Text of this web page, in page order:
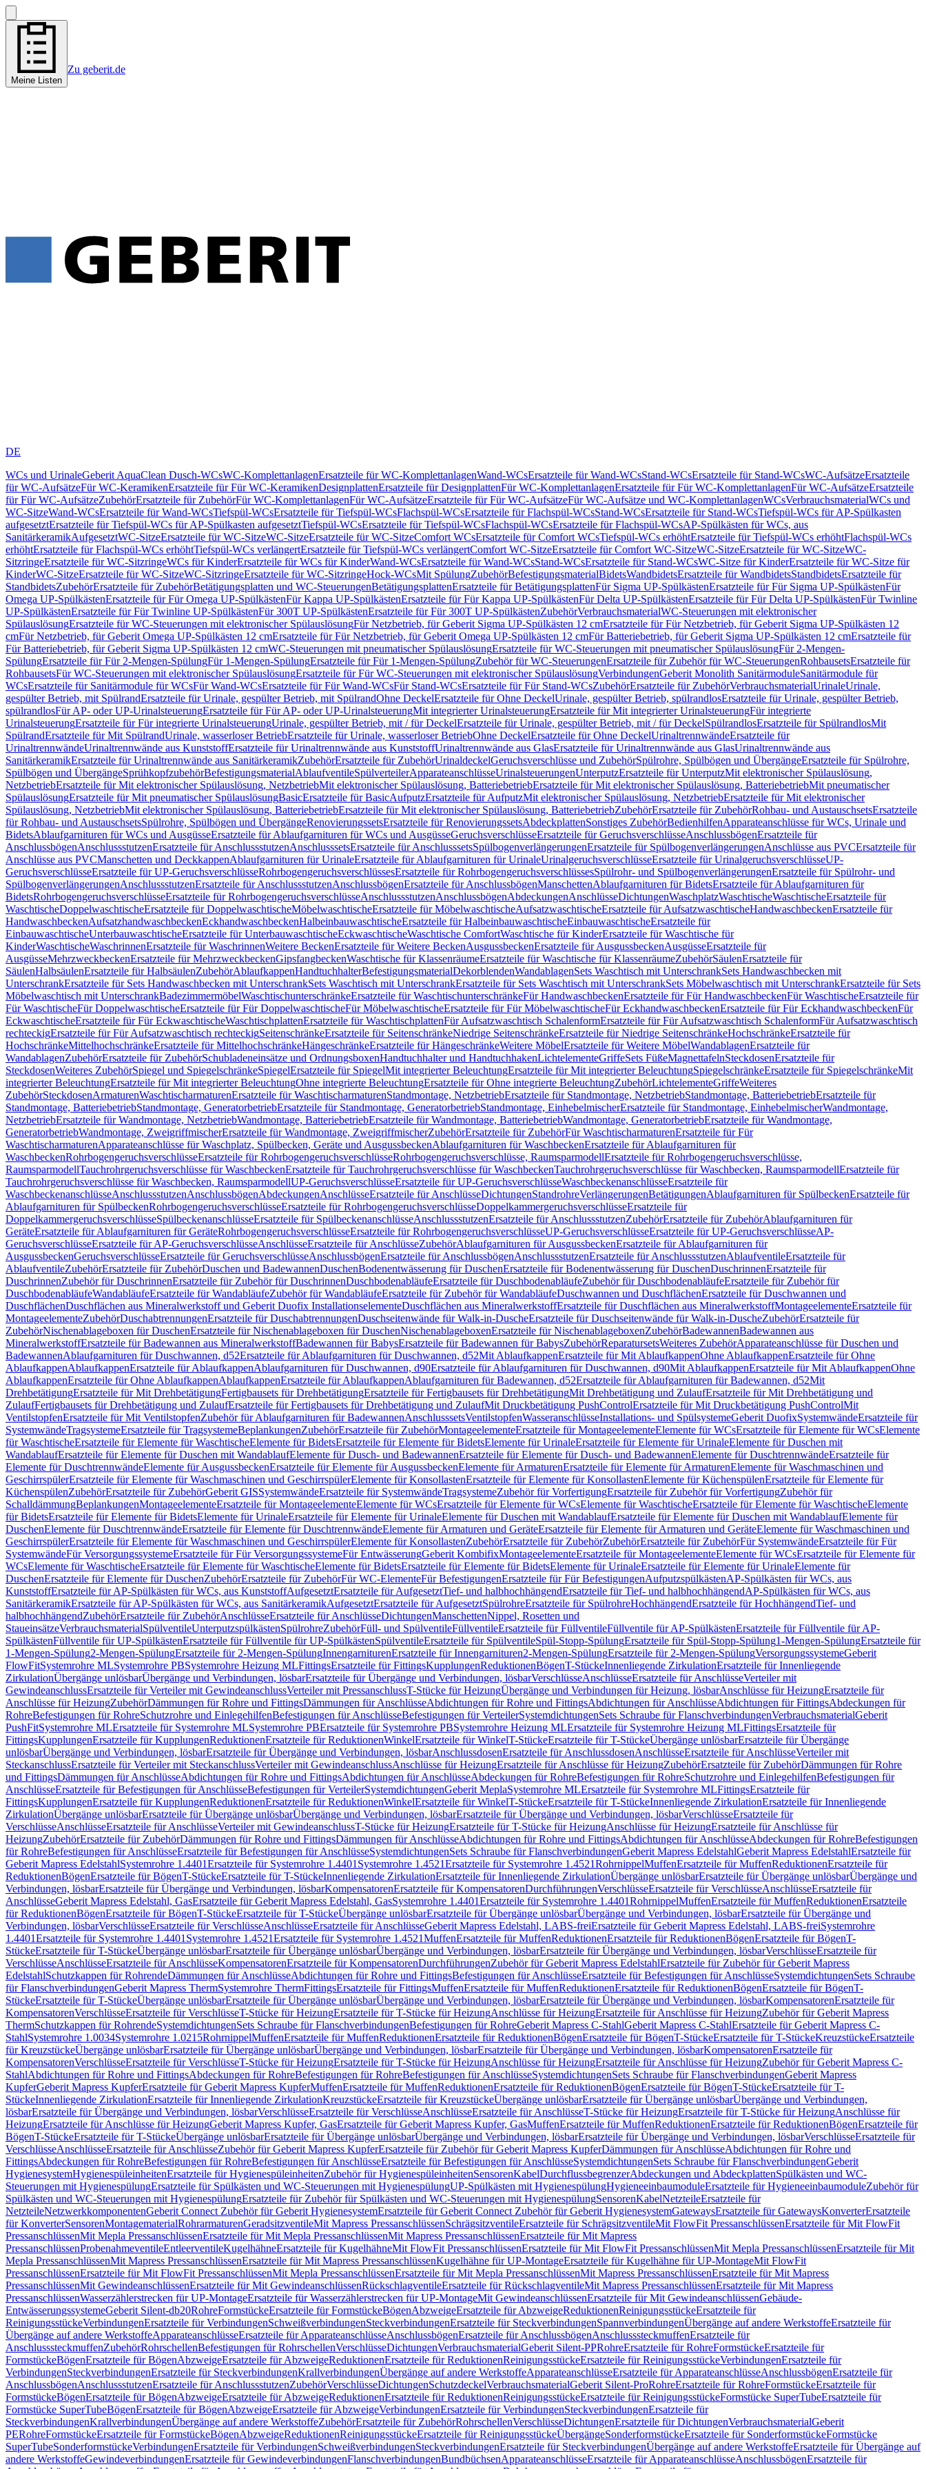
Meine Listen
Zu geberit.de
DE
WCs und UrinaleGeberit AquaClean Dusch-WCsWC-KomplettanlagenErsatzteile für WC-KomplettanlagenWand-WCsErsatzteile für Wand-WCsStand-WCsErsatzteile für Stand-WCsWC-AufsätzeErsatzteile
für WC-AufsätzeFür WC-KeramikenErsatzteile für Für WC-KeramikenDesignplattenErsatzteile für DesignplattenFür WC-KomplettanlagenErsatzteile für Für WC-KomplettanlagenFür WC-AufsätzeErsatzteile
für Für WC-AufsätzeZubehörErsatzteile für ZubehörFür WC-KomplettanlagenFür WC-AufsätzeErsatzteile für Für WC-AufsätzeFür WC-Aufsätze und WC-KomplettanlagenWCsVerbrauchsmaterialWCs und
WC-SitzeWand-WCsErsatzteile für Wand-WCsTiefspül-WCsErsatzteile für Tiefspül-WCsFlachspül-WCsErsatzteile für Flachspül-WCsStand-WCsErsatzteile für Stand-WCsTiefspül-WCs für AP-Spülkasten
aufgesetztErsatzteile für Tiefspül-WCs für AP-Spülkasten aufgesetztTiefspül-WCsErsatzteile für Tiefspül-WCsFlachspül-WCsErsatzteile für Flachspül-WCsAP-Spülkästen für WCs, aus
SanitärkeramikAufgesetztWC-SitzeErsatzteile für WC-SitzeWC-SitzeErsatzteile für WC-SitzeComfort WCsErsatzteile für Comfort WCsTiefspül-WCs erhöhtErsatzteile für Tiefspül-WCs erhöhtFlachspül-WCs
erhöhtErsatzteile für Flachspül-WCs erhöhtTiefspül-WCs verlängertErsatzteile für Tiefspül-WCs verlängertComfort WC-SitzeErsatzteile für Comfort WC-SitzeWC-SitzeErsatzteile für WC-SitzeWC-
SitzringeErsatzteile für WC-SitzringeWCs für KinderErsatzteile für WCs für KinderWand-WCsErsatzteile für Wand-WCsStand-WCsErsatzteile für Stand-WCsWC-Sitze für KinderErsatzteile für WC-Sitze für
KinderWC-SitzeErsatzteile für WC-SitzeWC-SitzringeErsatzteile für WC-SitzringeHock-WCsMit SpülungZubehörBefestigungsmaterialBidetsWandbidetsErsatzteile für WandbidetsStandbidetsErsatzteile für
StandbidetsZubehörErsatzteile für ZubehörBetätigungsplatten und WC-SteuerungenBetätigungsplattenErsatzteile für BetätigungsplattenFür Sigma UP-SpülkästenErsatzteile für Für Sigma UP-SpülkästenFür
Omega UP-SpülkästenErsatzteile für Für Omega UP-SpülkästenFür Kappa UP-SpülkästenErsatzteile für Für Kappa UP-SpülkästenFür Delta UP-SpülkästenErsatzteile für Für Delta UP-SpülkästenFür Twinline
UP-SpülkästenErsatzteile für Für Twinline UP-SpülkästenFür 300T UP-SpülkästenErsatzteile für Für 300T UP-SpülkästenZubehörVerbrauchsmaterialWC-Steuerungen mit elektronischer
SpülauslösungErsatzteile für WC-Steuerungen mit elektronischer SpülauslösungFür Netzbetrieb, für Geberit Sigma UP-Spülkästen 12 cmErsatzteile für Für Netzbetrieb, für Geberit Sigma UP-Spülkästen 12
cmFür Netzbetrieb, für Geberit Omega UP-Spülkästen 12 cmErsatzteile für Für Netzbetrieb, für Geberit Omega UP-Spülkästen 12 cmFür Batteriebetrieb, für Geberit Sigma UP-Spülkästen 12 cmErsatzteile für
Für Batteriebetrieb, für Geberit Sigma UP-Spülkästen 12 cmWC-Steuerungen mit pneumatischer SpülauslösungErsatzteile für WC-Steuerungen mit pneumatischer SpülauslösungFür 2-Mengen-
SpülungErsatzteile für Für 2-Mengen-SpülungFür 1-Mengen-SpülungErsatzteile für Für 1-Mengen-SpülungZubehör für WC-SteuerungenErsatzteile für Zubehör für WC-SteuerungenRohbausetsErsatzteile für
RohbausetsFür WC-Steuerungen mit elektronischer SpülauslösungErsatzteile für Für WC-Steuerungen mit elektronischer SpülauslösungVerbindungenGeberit Monolith SanitärmoduleSanitärmodule für
WCsErsatzteile für Sanitärmodule für WCsFür Wand-WCsErsatzteile für Für Wand-WCsFür Stand-WCsErsatzteile für Für Stand-WCsZubehörErsatzteile für ZubehörVerbrauchsmaterialUrinaleUrinale,
gespülter Betrieb, mit SpülrandErsatzteile für Urinale, gespülter Betrieb, mit SpülrandOhne DeckelErsatzteile für Ohne DeckelUrinale, gespülter Betrieb, spülrandlosErsatzteile für Urinale, gespülter Betrieb,
spülrandlosFür AP- oder UP-UrinalsteuerungErsatzteile für Für AP- oder UP-UrinalsteuerungMit integrierter UrinalsteuerungErsatzteile für Mit integrierter UrinalsteuerungFür integrierte
UrinalsteuerungErsatzteile für Für integrierte UrinalsteuerungUrinale, gespülter Betrieb, mit / für DeckelErsatzteile für Urinale, gespülter Betrieb, mit / für DeckelSpülrandlosErsatzteile für SpülrandlosMit
SpülrandErsatzteile für Mit SpülrandUrinale, wasserloser BetriebErsatzteile für Urinale, wasserloser BetriebOhne DeckelErsatzteile für Ohne DeckelUrinaltrennwändeErsatzteile für
UrinaltrennwändeUrinaltrennwände aus KunststoffErsatzteile für Urinaltrennwände aus KunststoffUrinaltrennwände aus GlasErsatzteile für Urinaltrennwände aus GlasUrinaltrennwände aus
SanitärkeramikErsatzteile für Urinaltrennwände aus SanitärkeramikZubehörErsatzteile für ZubehörUrinaldeckelGeruchsverschlüsse und ZubehörSpülrohre, Spülbögen und ÜbergängeErsatzteile für Spülrohre,
Spülbögen und ÜbergängeSprühkopfzubehörBefestigungsmaterialAblaufventileSpülverteilerApparateanschlüsseUrinalsteuerungenUnterputzErsatzteile für UnterputzMit elektronischer Spülauslösung,
NetzbetriebErsatzteile für Mit elektronischer Spülauslösung, NetzbetriebMit elektronischer Spülauslösung, BatteriebetriebErsatzteile für Mit elektronischer Spülauslösung, BatteriebetriebMit pneumatischer
SpülauslösungErsatzteile für Mit pneumatischer SpülauslösungBasicErsatzteile für BasicAufputzErsatzteile für AufputzMit elektronischer Spülauslösung, NetzbetriebErsatzteile für Mit elektronischer
Spülauslösung, NetzbetriebMit elektronischer Spülauslösung, BatteriebetriebErsatzteile für Mit elektronischer Spülauslösung, BatteriebetriebZubehörErsatzteile für ZubehörRohbau- und AustauschsetsErsatzteile
für Rohbau- und AustauschsetsSpülrohre, Spülbögen und ÜbergängeRenovierungssetsErsatzteile für RenovierungssetsAbdeckplattenSonstiges ZubehörBedienhilfenApparateanschlüsse für WCs, Urinale und
BidetsAblaufgarnituren für WCs und AusgüsseErsatzteile für Ablaufgarnituren für WCs und AusgüsseGeruchsverschlüsseErsatzteile für GeruchsverschlüsseAnschlussbögenErsatzteile für
AnschlussbögenAnschlussstutzenErsatzteile für AnschlussstutzenAnschlusssetsErsatzteile für AnschlusssetsSpülbogenverlängerungenErsatzteile für SpülbogenverlängerungenAnschlüsse aus PVCErsatzteile für
Anschlüsse aus PVCManschetten und DeckkappenAblaufgarnituren für UrinaleErsatzteile für Ablaufgarnituren für UrinaleUrinalgeruchsverschlüsseErsatzteile für UrinalgeruchsverschlüsseUP-
GeruchsverschlüsseErsatzteile für UP-GeruchsverschlüsseRohrbogengeruchsverschlüssesErsatzteile für RohrbogengeruchsverschlüssesSpülrohr- und SpülbogenverlängerungenErsatzteile für Spülrohr- und
SpülbogenverlängerungenAnschlussstutzenErsatzteile für AnschlussstutzenAnschlussbögenErsatzteile für AnschlussbögenManschettenAblaufgarnituren für BidetsErsatzteile für Ablaufgarnituren für
BidetsRohrbogengeruchsverschlüsseErsatzteile für RohrbogengeruchsverschlüsseAnschlussstutzenAnschlussbögenAbdeckungenAnschlüsseDichtungenWaschplatzWaschtischeWaschtischeErsatzteile für
WaschtischeDoppelwaschtischeErsatzteile für DoppelwaschtischeMöbelwaschtischeErsatzteile für MöbelwaschtischeAufsatzwaschtischeErsatzteile für AufsatzwaschtischeHandwaschbeckenErsatzteile für
HandwaschbeckenAufsatzhandwaschbeckenEckhandwaschbeckenHalbeinbauwaschtischeErsatzteile für HalbeinbauwaschtischeEinbauwaschtischeErsatzteile für
EinbauwaschtischeUnterbauwaschtischeErsatzteile für UnterbauwaschtischeEckwaschtischeWaschtische ComfortWaschtische für KinderErsatzteile für Waschtische für
KinderWaschtischeWaschrinnenErsatzteile für WaschrinnenWeitere BeckenErsatzteile für Weitere BeckenAusgussbeckenErsatzteile für AusgussbeckenAusgüsseErsatzteile für
AusgüsseMehrzweckbeckenErsatzteile für MehrzweckbeckenGipsfangbeckenWaschtische für KlassenräumeErsatzteile für Waschtische für KlassenräumeZubehörSäulenErsatzteile für
SäulenHalbsäulenErsatzteile für HalbsäulenZubehörAblaufkappenHandtuchhalterBefestigungsmaterialDekorblendenWandablagenSets Waschtisch mit UnterschrankSets Handwaschbecken mit
UnterschrankErsatzteile für Sets Handwaschbecken mit UnterschrankSets Waschtisch mit UnterschrankErsatzteile für Sets Waschtisch mit UnterschrankSets Möbelwaschtisch mit UnterschrankErsatzteile für Sets
Möbelwaschtisch mit UnterschrankBadezimmermöbelWaschtischunterschränkeErsatzteile für WaschtischunterschränkeFür HandwaschbeckenErsatzteile für Für HandwaschbeckenFür WaschtischeErsatzteile für
Für WaschtischeFür DoppelwaschtischeErsatzteile für Für DoppelwaschtischeFür MöbelwaschtischeErsatzteile für Für MöbelwaschtischeFür EckhandwaschbeckenErsatzteile für Für EckhandwaschbeckenFür
EckwaschtischeErsatzteile für Für EckwaschtischeWaschtischplattenErsatzteile für WaschtischplattenFür Aufsatzwaschtisch SchalenformErsatzteile für Für Aufsatzwaschtisch SchalenformFür Aufsatzwaschtisch
rechteckigErsatzteile für Für Aufsatzwaschtisch rechteckigSeitenschränkeErsatzteile für SeitenschränkeNiedrige SeitenschränkeErsatzteile für Niedrige SeitenschränkeHochschränkeErsatzteile für
HochschränkeMittelhochschränkeErsatzteile für MittelhochschränkeHängeschränkeErsatzteile für HängeschränkeWeitere MöbelErsatzteile für Weitere MöbelWandablagenErsatzteile für
WandablagenZubehörErsatzteile für ZubehörSchubladeneinsätze und OrdnungsboxenHandtuchhalter und HandtuchhakenLichtelementeGriffeSets FüßeMagnettafelnSteckdosenErsatzteile für
SteckdosenWeiteres ZubehörSpiegel und SpiegelschränkeSpiegelErsatzteile für SpiegelMit integrierter BeleuchtungErsatzteile für Mit integrierter BeleuchtungSpiegelschränkeErsatzteile für SpiegelschränkeMit
integrierter BeleuchtungErsatzteile für Mit integrierter BeleuchtungOhne integrierte BeleuchtungErsatzteile für Ohne integrierte BeleuchtungZubehörLichtelementeGriffeWeiteres
ZubehörSteckdosenArmaturenWaschtischarmaturenErsatzteile für WaschtischarmaturenStandmontage, NetzbetriebErsatzteile für Standmontage, NetzbetriebStandmontage, BatteriebetriebErsatzteile für
Standmontage, BatteriebetriebStandmontage, GeneratorbetriebErsatzteile für Standmontage, GeneratorbetriebStandmontage, EinhebelmischerErsatzteile für Standmontage, EinhebelmischerWandmontage,
NetzbetriebErsatzteile für Wandmontage, NetzbetriebWandmontage, BatteriebetriebErsatzteile für Wandmontage, BatteriebetriebWandmontage, GeneratorbetriebErsatzteile für Wandmontage,
GeneratorbetriebWandmontage, ZweigriffmischerErsatzteile für Wandmontage, ZweigriffmischerZubehörErsatzteile für ZubehörFür WaschtischarmaturenErsatzteile für Für
WaschtischarmaturenApparateanschlüsse für Waschplatz, Spülbecken, Geräte und AusgussbeckenAblaufgarnituren für WaschbeckenErsatzteile für Ablaufgarnituren für
WaschbeckenRohrbogengeruchsverschlüsseErsatzteile für RohrbogengeruchsverschlüsseRohrbogengeruchsverschlüsse, RaumsparmodellErsatzteile für Rohrbogengeruchsverschlüsse,
RaumsparmodellTauchrohrgeruchsverschlüsse für WaschbeckenErsatzteile für Tauchrohrgeruchsverschlüsse für WaschbeckenTauchrohrgeruchsverschlüsse für Waschbecken, RaumsparmodellErsatzteile für
Tauchrohrgeruchsverschlüsse für Waschbecken, RaumsparmodellUP-GeruchsverschlüsseErsatzteile für UP-GeruchsverschlüsseWaschbeckenanschlüsseErsatzteile für
WaschbeckenanschlüsseAnschlussstutzenAnschlussbögenAbdeckungenAnschlüsseErsatzteile für AnschlüsseDichtungenStandrohreVerlängerungenBetätigungenAblaufgarnituren für SpülbeckenErsatzteile für
Ablaufgarnituren für SpülbeckenRohrbogengeruchsverschlüsseErsatzteile für RohrbogengeruchsverschlüsseDoppelkammergeruchsverschlüsseErsatzteile für
DoppelkammergeruchsverschlüsseSpülbeckenanschlüsseErsatzteile für SpülbeckenanschlüsseAnschlussstutzenErsatzteile für AnschlussstutzenZubehörErsatzteile für ZubehörAblaufgarnituren für
GeräteErsatzteile für Ablaufgarnituren für GeräteRohrbogengeruchsverschlüsseErsatzteile für RohrbogengeruchsverschlüsseUP-GeruchsverschlüsseErsatzteile für UP-GeruchsverschlüsseAP-
GeruchsverschlüsseErsatzteile für AP-GeruchsverschlüsseAnschlüsseErsatzteile für AnschlüsseZubehörAblaufgarnituren für AusgussbeckenErsatzteile für Ablaufgarnituren für
AusgussbeckenGeruchsverschlüsseErsatzteile für GeruchsverschlüsseAnschlussbögenErsatzteile für AnschlussbögenAnschlussstutzenErsatzteile für AnschlussstutzenAblaufventileErsatzteile für
AblaufventileZubehörErsatzteile für ZubehörDuschen und BadewannenDuschenBodenentwässerung für DuschenErsatzteile für Bodenentwässerung für DuschenDuschrinnenErsatzteile für
DuschrinnenZubehör für DuschrinnenErsatzteile für Zubehör für DuschrinnenDuschbodenabläufeErsatzteile für DuschbodenabläufeZubehör für DuschbodenabläufeErsatzteile für Zubehör für
DuschbodenabläufeWandabläufeErsatzteile für WandabläufeZubehör für WandabläufeErsatzteile für Zubehör für WandabläufeDuschwannen und DuschflächenErsatzteile für Duschwannen und
DuschflächenDuschflächen aus Mineralwerkstoff und Geberit Duofix InstallationselementeDuschflächen aus MineralwerkstoffErsatzteile für Duschflächen aus MineralwerkstoffMontageelementeErsatzteile für
MontageelementeZubehörDuschabtrennungenErsatzteile für DuschabtrennungenDuschseitenwände für Walk-in-DuscheErsatzteile für Duschseitenwände für Walk-in-DuscheZubehörErsatzteile für
ZubehörNischenablageboxen für DuschenErsatzteile für Nischenablageboxen für DuschenNischenablageboxenErsatzteile für NischenablageboxenZubehörBadewannenBadewannen aus
MineralwerkstoffErsatzteile für Badewannen aus MineralwerkstoffBadewannen für BabysErsatzteile für Badewannen für BabysZubehörReparatursetsWeiteres ZubehörApparateanschlüsse für Duschen und
BadewannenAblaufgarnituren für Duschwannen, d52Ersatzteile für Ablaufgarnituren für Duschwannen, d52Mit AblaufkappenErsatzteile für Mit AblaufkappenOhne AblaufkappenErsatzteile für Ohne
AblaufkappenAblaufkappenErsatzteile für AblaufkappenAblaufgarnituren für Duschwannen, d90Ersatzteile für Ablaufgarnituren für Duschwannen, d90Mit AblaufkappenErsatzteile für Mit AblaufkappenOhne
AblaufkappenErsatzteile für Ohne AblaufkappenAblaufkappenErsatzteile für AblaufkappenAblaufgarnituren für Badewannen, d52Ersatzteile für Ablaufgarnituren für Badewannen, d52Mit
DrehbetätigungErsatzteile für Mit DrehbetätigungFertigbausets für DrehbetätigungErsatzteile für Fertigbausets für DrehbetätigungMit Drehbetätigung und ZulaufErsatzteile für Mit Drehbetätigung und
ZulaufFertigbausets für Drehbetätigung und ZulaufErsatzteile für Fertigbausets für Drehbetätigung und ZulaufMit Druckbetätigung PushControlErsatzteile für Mit Druckbetätigung PushControlMit
VentilstopfenErsatzteile für Mit VentilstopfenZubehör für Ablaufgarnituren für BadewannenAnschlusssetsVentilstopfenWasseranschlüsseInstallations- und SpülsystemeGeberit DuofixSystemwändeErsatzteile für
SystemwändeTragsystemeErsatzteile für TragsystemeBeplankungenZubehörErsatzteile für ZubehörMontageelementeErsatzteile für MontageelementeElemente für WCsErsatzteile für Elemente für WCsElemente
für WaschtischeErsatzteile für Elemente für WaschtischeElemente für BidetsErsatzteile für Elemente für BidetsElemente für UrinaleErsatzteile für Elemente für UrinaleElemente für Duschen mit
WandablaufErsatzteile für Elemente für Duschen mit WandablaufElemente für Dusch- und BadewannenErsatzteile für Elemente für Dusch- und BadewannenElemente für DuschtrennwändeErsatzteile für
Elemente für DuschtrennwändeElemente für AusgussbeckenErsatzteile für Elemente für AusgussbeckenElemente für ArmaturenErsatzteile für Elemente für ArmaturenElemente für Waschmaschinen und
GeschirrspülerErsatzteile für Elemente für Waschmaschinen und GeschirrspülerElemente für KonsollastenErsatzteile für Elemente für KonsollastenElemente für KüchenspülenErsatzteile für Elemente für
KüchenspülenZubehörErsatzteile für ZubehörGeberit GISSystemwändeErsatzteile für SystemwändeTragsystemeZubehör für VorfertigungErsatzteile für Zubehör für VorfertigungZubehör für
SchalldämmungBeplankungenMontageelementeErsatzteile für MontageelementeElemente für WCsErsatzteile für Elemente für WCsElemente für WaschtischeErsatzteile für Elemente für WaschtischeElemente
für BidetsErsatzteile für Elemente für BidetsElemente für UrinaleErsatzteile für Elemente für UrinaleElemente für Duschen mit WandablaufErsatzteile für Elemente für Duschen mit WandablaufElemente für
DuschenElemente für DuschtrennwändeErsatzteile für Elemente für DuschtrennwändeElemente für Armaturen und GeräteErsatzteile für Elemente für Armaturen und GeräteElemente für Waschmaschinen und
GeschirrspülerErsatzteile für Elemente für Waschmaschinen und GeschirrspülerElemente für KonsollastenZubehörErsatzteile für ZubehörZubehörErsatzteile für ZubehörFür SystemwändeErsatzteile für Für
SystemwändeFür VersorgungssystemeErsatzteile für Für VersorgungssystemeFür EntwässerungGeberit KombifixMontageelementeErsatzteile für MontageelementeElemente für WCsErsatzteile für Elemente für
WCsElemente für WaschtischeErsatzteile für Elemente für WaschtischeElemente für BidetsErsatzteile für Elemente für BidetsElemente für UrinaleErsatzteile für Elemente für UrinaleElemente für
DuschenErsatzteile für Elemente für DuschenZubehörErsatzteile für ZubehörFür WC-ElementeFür BefestigungenErsatzteile für Für BefestigungenAufputzspülkästenAP-Spülkästen für WCs, aus
KunststoffErsatzteile für AP-Spülkästen für WCs, aus KunststoffAufgesetztErsatzteile für AufgesetztTief- und halbhochhängendErsatzteile für Tief- und halbhochhängendAP-Spülkästen für WCs, aus
SanitärkeramikErsatzteile für AP-Spülkästen für WCs, aus SanitärkeramikAufgesetztErsatzteile für AufgesetztSpülrohreErsatzteile für SpülrohreHochhängendErsatzteile für HochhängendTief- und
halbhochhängendZubehörErsatzteile für ZubehörAnschlüsseErsatzteile für AnschlüsseDichtungenManschettenNippel, Rosetten und
StaueinsätzeVerbrauchsmaterialSpülventileUnterputzspülkästenSpülrohreZubehörFüll- und SpülventileFüllventileErsatzteile für FüllventileFüllventile für AP-SpülkästenErsatzteile für Füllventile für AP-
SpülkästenFüllventile für UP-SpülkästenErsatzteile für Füllventile für UP-SpülkästenSpülventileErsatzteile für SpülventileSpül-Stopp-SpülungErsatzteile für Spül-Stopp-Spülung1-Mengen-SpülungErsatzteile für
1-Mengen-Spülung2-Mengen-SpülungErsatzteile für 2-Mengen-SpülungInnengarniturenErsatzteile für Innengarnituren2-Mengen-SpülungErsatzteile für 2-Mengen-SpülungVersorgungssystemeGeberit
FlowFitSystemrohre MLSystemrohre PBSystemrohre Heizung MLFittingsErsatzteile für FittingsKupplungenReduktionenBögenT-StückeInnenliegende ZirkulationErsatzteile für Innenliegende
ZirkulationÜbergänge unlösbarÜbergänge und Verbindungen, lösbarErsatzteile für Übergänge und Verbindungen, lösbarVerschlüsseAnschlüsseErsatzteile für AnschlüsseVerteiler mit
GewindeanschlussErsatzteile für Verteiler mit GewindeanschlussVerteiler mit PressanschlussT-Stücke für HeizungÜbergänge und Verbindungen für Heizung, lösbarAnschlüsse für HeizungErsatzteile für
Anschlüsse für HeizungZubehörDämmungen für Rohre und FittingsDämmungen für AnschlüsseAbdichtungen für Rohre und FittingsAbdichtungen für AnschlüsseAbdichtungen für FittingsAbdeckungen für
RohreBefestigungen für RohreSchutzrohre und EinlegehilfenBefestigungen für AnschlüsseBefestigungen für VerteilerSystemdichtungenSets Schraube für FlanschverbindungenVerbrauchsmaterialGeberit
PushFitSystemrohre MLErsatzteile für Systemrohre MLSystemrohre PBErsatzteile für Systemrohre PBSystemrohre Heizung MLErsatzteile für Systemrohre Heizung MLFittingsErsatzteile für
FittingsKupplungenErsatzteile für KupplungenReduktionenErsatzteile für ReduktionenWinkelErsatzteile für WinkelT-StückeErsatzteile für T-StückeÜbergänge unlösbarErsatzteile für Übergänge
unlösbarÜbergänge und Verbindungen, lösbarErsatzteile für Übergänge und Verbindungen, lösbarAnschlussdosenErsatzteile für AnschlussdosenAnschlüsseErsatzteile für AnschlüsseVerteiler mit
SteckanschlussErsatzteile für Verteiler mit SteckanschlussVerteiler mit GewindeanschlussAnschlüsse für HeizungErsatzteile für Anschlüsse für HeizungZubehörErsatzteile für ZubehörDämmungen für Rohre
und FittingsDämmungen für AnschlüsseAbdichtungen für Rohre und FittingsAbdichtungen für AnschlüsseAbdeckungen für RohreBefestigungen für RohreSchutzrohre und EinlegehilfenBefestigungen für
AnschlüsseErsatzteile für Befestigungen für AnschlüsseBefestigungen für VerteilerSystemdichtungenGeberit MeplaSystemrohre MLErsatzteile für Systemrohre MLFittingsErsatzteile für
FittingsKupplungenErsatzteile für KupplungenReduktionenErsatzteile für ReduktionenWinkelErsatzteile für WinkelT-StückeErsatzteile für T-StückeInnenliegende ZirkulationErsatzteile für Innenliegende
ZirkulationÜbergänge unlösbarErsatzteile für Übergänge unlösbarÜbergänge und Verbindungen, lösbarErsatzteile für Übergänge und Verbindungen, lösbarVerschlüsseErsatzteile für
VerschlüsseAnschlüsseErsatzteile für AnschlüsseVerteiler mit GewindeanschlussT-Stücke für HeizungErsatzteile für T-Stücke für HeizungAnschlüsse für HeizungErsatzteile für Anschlüsse für
HeizungZubehörErsatzteile für ZubehörDämmungen für Rohre und FittingsDämmungen für AnschlüsseAbdichtungen für Rohre und FittingsAbdichtungen für AnschlüsseAbdeckungen für RohreBefestigungen
für RohreBefestigungen für AnschlüsseErsatzteile für Befestigungen für AnschlüsseSystemdichtungenSets Schraube für FlanschverbindungenGeberit Mapress EdelstahlGeberit Mapress EdelstahlErsatzteile für
Geberit Mapress EdelstahlSystemrohre 1.4401Ersatzteile für Systemrohre 1.4401 Systemrohre 1.4521Ersatzteile für Systemrohre 1.4521RohrnippelMuffenErsatzteile für MuffenReduktionenErsatzteile für
ReduktionenBögenErsatzteile für BögenT-StückeErsatzteile für T-StückeInnenliegende ZirkulationErsatzteile für Innenliegende ZirkulationÜbergänge unlösbarErsatzteile für Übergänge unlösbarÜbergänge und
Verbindungen, lösbarErsatzteile für Übergänge und Verbindungen, lösbarKompensatorenErsatzteile für KompensatorenDurchführungenVerschlüsseErsatzteile für VerschlüsseAnschlüsseErsatzteile für
AnschlüsseGeberit Mapress Edelstahl, GasErsatzteile für Geberit Mapress Edelstahl, GasSystemrohre 1.4401Ersatzteile für Systemrohre 1.4401RohrnippelMuffenErsatzteile für MuffenReduktionenErsatzteile
für ReduktionenBögenErsatzteile für BögenT-StückeErsatzteile für T-StückeÜbergänge unlösbarErsatzteile für Übergänge unlösbarÜbergänge und Verbindungen, lösbarErsatzteile für Übergänge und
Verbindungen, lösbarVerschlüsseErsatzteile für VerschlüsseAnschlüsseErsatzteile für AnschlüsseGeberit Mapress Edelstahl, LABS-freiErsatzteile für Geberit Mapress Edelstahl, LABS-freiSystemrohre
1.4401Ersatzteile für Systemrohre 1.4401 Systemrohre 1.4521Ersatzteile für Systemrohre 1.4521MuffenErsatzteile für MuffenReduktionenErsatzteile für ReduktionenBögenErsatzteile für BögenT-
StückeErsatzteile für T-StückeÜbergänge unlösbarErsatzteile für Übergänge unlösbarÜbergänge und Verbindungen, lösbarErsatzteile für Übergänge und Verbindungen, lösbarVerschlüsseErsatzteile für
VerschlüsseAnschlüsseErsatzteile für AnschlüsseKompensatorenErsatzteile für KompensatorenDurchführungenZubehör für Geberit Mapress EdelstahlErsatzteile für Zubehör für Geberit Mapress
EdelstahlSchutzkappen für RohrendeDämmungen für AnschlüsseAbdichtungen für Rohre und FittingsBefestigungen für AnschlüsseErsatzteile für Befestigungen für AnschlüsseSystemdichtungenSets Schraube
für FlanschverbindungenGeberit Mapress ThermSystemrohre ThermFittingsErsatzteile für FittingsMuffenErsatzteile für MuffenReduktionenErsatzteile für ReduktionenBögenErsatzteile für BögenT-
StückeErsatzteile für T-StückeÜbergänge unlösbarErsatzteile für Übergänge unlösbarÜbergänge und Verbindungen, lösbarErsatzteile für Übergänge und Verbindungen, lösbarKompensatorenErsatzteile für
KompensatorenVerschlüsseErsatzteile für VerschlüsseT-Stücke für HeizungErsatzteile für T-Stücke für HeizungAnschlüsse für HeizungErsatzteile für Anschlüsse für HeizungZubehör für Geberit Mapress
ThermSchutzkappen für RohrendeSystemdichtungenSets Schraube für FlanschverbindungenBefestigungen für RohreGeberit Mapress C-StahlGeberit Mapress C-StahlErsatzteile für Geberit Mapress C-
StahlSystemrohre 1.0034Systemrohre 1.0215RohrnippelMuffenErsatzteile für MuffenReduktionenErsatzteile für ReduktionenBögenErsatzteile für BögenT-StückeErsatzteile für T-StückeKreuzstückeErsatzteile
für KreuzstückeÜbergänge unlösbarErsatzteile für Übergänge unlösbarÜbergänge und Verbindungen, lösbarErsatzteile für Übergänge und Verbindungen, lösbarKompensatorenErsatzteile für
KompensatorenVerschlüsseErsatzteile für VerschlüsseT-Stücke für HeizungErsatzteile für T-Stücke für HeizungAnschlüsse für HeizungErsatzteile für Anschlüsse für HeizungZubehör für Geberit Mapress C-
StahlAbdichtungen für Rohre und FittingsAbdeckungen für RohreBefestigungen für RohreBefestigungen für AnschlüsseSystemdichtungenSets Schraube für FlanschverbindungenGeberit Mapress
KupferGeberit Mapress KupferErsatzteile für Geberit Mapress KupferMuffenErsatzteile für MuffenReduktionenErsatzteile für ReduktionenBögenErsatzteile für BögenT-StückeErsatzteile für T-
StückeInnenliegende ZirkulationErsatzteile für Innenliegende ZirkulationKreuzstückeErsatzteile für KreuzstückeÜbergänge unlösbarErsatzteile für Übergänge unlösbarÜbergänge und Verbindungen,
lösbarErsatzteile für Übergänge und Verbindungen, lösbarVerschlüsseErsatzteile für VerschlüsseAnschlüsseErsatzteile für AnschlüsseT-Stücke für HeizungErsatzteile für T-Stücke für HeizungAnschlüsse für
HeizungErsatzteile für Anschlüsse für HeizungGeberit Mapress Kupfer, GasErsatzteile für Geberit Mapress Kupfer, GasMuffenErsatzteile für MuffenReduktionenErsatzteile für ReduktionenBögenErsatzteile für
BögenT-StückeErsatzteile für T-StückeÜbergänge unlösbarErsatzteile für Übergänge unlösbarÜbergänge und Verbindungen, lösbarErsatzteile für Übergänge und Verbindungen, lösbarVerschlüsseErsatzteile für
VerschlüsseAnschlüsseErsatzteile für AnschlüsseZubehör für Geberit Mapress KupferErsatzteile für Zubehör für Geberit Mapress KupferDämmungen für AnschlüsseAbdichtungen für Rohre und
FittingsAbdeckungen für RohreBefestigungen für RohreBefestigungen für AnschlüsseErsatzteile für Befestigungen für AnschlüsseSystemdichtungenSets Schraube für FlanschverbindungenGeberit
HygienesystemHygienespüleinheitenErsatzteile für HygienespüleinheitenZubehör für HygienespüleinheitenSensorenKabelDurchflussbegrenzerAbdeckungen und AbdeckplattenSpülkästen und WC-
Steuerungen mit HygienespülungErsatzteile für Spülkästen und WC-Steuerungen mit HygienespülungUP-Spülkästen mit HygienespülungHygieneeinbaumoduleErsatzteile für HygieneeinbaumoduleZubehör für
Spülkästen und WC-Steuerungen mit HygienespülungErsatzteile für Zubehör für Spülkästen und WC-Steuerungen mit HygienespülungSensorenKabelNetzteileErsatzteile für
NetzteileNetzwerkkomponentenGeberit Connect Zubehör für Geberit HygienesystemErsatzteile für Geberit Connect Zubehör für Geberit HygienesystemGatewaysErsatzteile für GatewaysKonverterErsatzteile
für KonverterSensorenMontagematerialRohrarmaturenGeradsitzventileMit Mapress PressanschlüssenSchrägsitzventileErsatzteile für SchrägsitzventileMit FlowFit PressanschlüssenErsatzteile für Mit FlowFit
PressanschlüssenMit Mepla PressanschlüssenErsatzteile für Mit Mepla PressanschlüssenMit Mapress PressanschlüssenErsatzteile für Mit Mapress
PressanschlüssenProbenahmeventileEntleerventileKugelhähneErsatzteile für KugelhähneMit FlowFit PressanschlüssenErsatzteile für Mit FlowFit PressanschlüssenMit Mepla PressanschlüssenErsatzteile für Mit
Mepla PressanschlüssenMit Mapress PressanschlüssenErsatzteile für Mit Mapress PressanschlüssenKugelhähne für UP-MontageErsatzteile für Kugelhähne für UP-MontageMit FlowFit
PressanschlüssenErsatzteile für Mit FlowFit PressanschlüssenMit Mepla PressanschlüssenErsatzteile für Mit Mepla PressanschlüssenMit Mapress PressanschlüssenErsatzteile für Mit Mapress
PressanschlüssenMit GewindeanschlüssenErsatzteile für Mit GewindeanschlüssenRückschlagventileErsatzteile für RückschlagventileMit Mapress PressanschlüssenErsatzteile für Mit Mapress
PressanschlüssenWasserzählerstrecken für UP-MontageErsatzteile für Wasserzählerstrecken für UP-MontageMit GewindeanschlüssenErsatzteile für Mit GewindeanschlüssenGebäude-
EntwässerungssystemeGeberit Silent-db20RohreFormstückeErsatzteile für FormstückeBögenAbzweigeErsatzteile für AbzweigeReduktionenReinigungsstückeErsatzteile für
ReinigungsstückeVerbindungenErsatzteile für VerbindungenSchweißverbindungenSteckverbindungenErsatzteile für SteckverbindungenSpannverbindungenÜbergänge auf andere WerkstoffeErsatzteile für
Übergänge auf andere WerkstoffeApparateanschlüsseErsatzteile für ApparateanschlüsseAnschlussbögenErsatzteile für AnschlussbögenAnschlusssteckmuffenErsatzteile für
AnschlusssteckmuffenZubehörRohrschellenBefestigungen für RohrschellenVerschlüsseDichtungenVerbrauchsmaterialGeberit Silent-PPRohreErsatzteile für RohreFormstückeErsatzteile für
FormstückeBögenErsatzteile für BögenAbzweigeErsatzteile für AbzweigeReduktionenErsatzteile für ReduktionenReinigungsstückeErsatzteile für ReinigungsstückeVerbindungenErsatzteile für
VerbindungenSteckverbindungenErsatzteile für SteckverbindungenKrallverbindungenÜbergänge auf andere WerkstoffeApparateanschlüsseErsatzteile für ApparateanschlüsseAnschlussbögenErsatzteile für
AnschlussbögenAnschlussstutzenErsatzteile für AnschlussstutzenZubehörVerschlüsseDichtungenSchutzdeckelVerbrauchsmaterialGeberit Silent-ProRohreErsatzteile für RohreFormstückeErsatzteile für
FormstückeBögenErsatzteile für BögenAbzweigeErsatzteile für AbzweigeReduktionenErsatzteile für ReduktionenReinigungsstückeErsatzteile für ReinigungsstückeFormstücke SuperTubeErsatzteile für
Formstücke SuperTubeBögenErsatzteile für BögenAbzweigeErsatzteile für AbzweigeVerbindungenErsatzteile für VerbindungenSteckverbindungenErsatzteile für
SteckverbindungenKrallverbindungenÜbergänge auf andere WerkstoffeZubehörErsatzteile für ZubehörRohrschellenVerschlüsseDichtungenErsatzteile für DichtungenVerbrauchsmaterialGeberit
PERohreFormstückeErsatzteile für FormstückeBögenAbzweigeReduktionenReinigungsstückeErsatzteile für ReinigungsstückeÜbergängeSonderformstückeErsatzteile für SonderformstückeFormstücke
SuperTubeSonderformstückeVerbindungenErsatzteile für VerbindungenSchweißverbindungenSteckverbindungenErsatzteile für SteckverbindungenÜbergänge auf andere WerkstoffeErsatzteile für Übergänge auf
andere WerkstoffeGewindeverbindungenErsatzteile für GewindeverbindungenFlanschverbindungenBundbüchsenApparateanschlüsseErsatzteile für ApparateanschlüsseAnschlussbögenErsatzteile für